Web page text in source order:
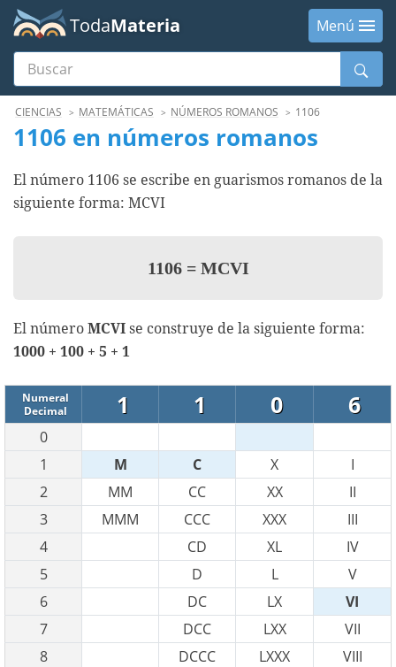
TodaMateria
Menú
Buscar
MenúCIENCIAS MATEMÁTICAS NÚMEROS ROMANOS 1106
1106 en números romanos
El número 1106 se escribe en guarismos romanos de la
siguiente forma: MCVI
1106 =MCVI
El número MCVI se construye de la siguiente forma:
1000 + 100 + 5 + 1
Numeral
Decimal
1 1 0 6
0
1
M C X
I
2
MM CC XX
II
3
MMM CCC XXX
III
4
CD XL
IV
5
D L
V
6
DC LX
VI
7
DCC LXX
VII
8
DCCC LXXX
VIII